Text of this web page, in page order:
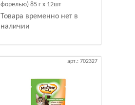
форелью) 85 г х 12шт
Товара временно нет в
наличии
арт.: 702327